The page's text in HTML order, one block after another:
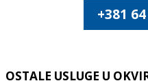
+381
OSTALE USLUGE U